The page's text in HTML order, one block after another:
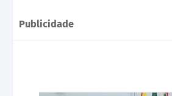
Publicidade